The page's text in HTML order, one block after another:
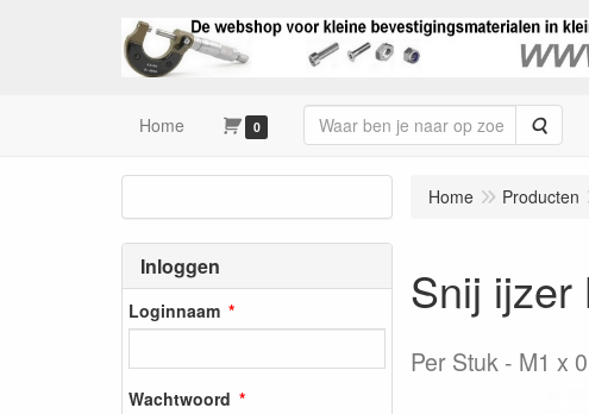
Home 0
Inloggen
Loginnaam
Wachtwoord
Home Producten
Snij ijzer
Per Stuk M1 x